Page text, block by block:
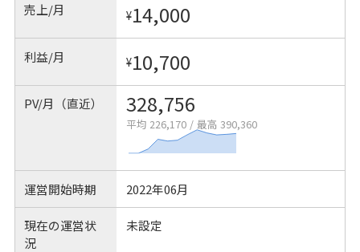
売上/月 ¥14,000
利益/月 ¥10,700
PV/月（直近） 328,756
平均 226,170 / 最高 390,360
運営開始時期 2022年06月
現在の運営状
況
未設定